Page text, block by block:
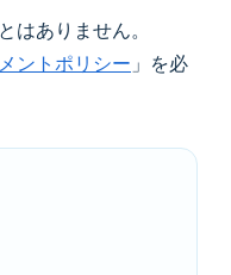
はありません。
ントポリシー 」を必